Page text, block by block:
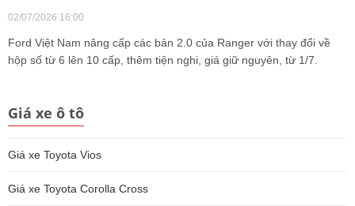
02/07/2026 16:00
Ford Việt Nam nâng cấp các bản 2.0 của Ranger với thay đổi về
hộp số từ 6 lên 10 cấp, thêm tiện nghi, giá giữ nguyên, từ 1/7.
Giá xe ô tô
Giá xe Toyota Vios
Giá xe Toyota Corolla Cross